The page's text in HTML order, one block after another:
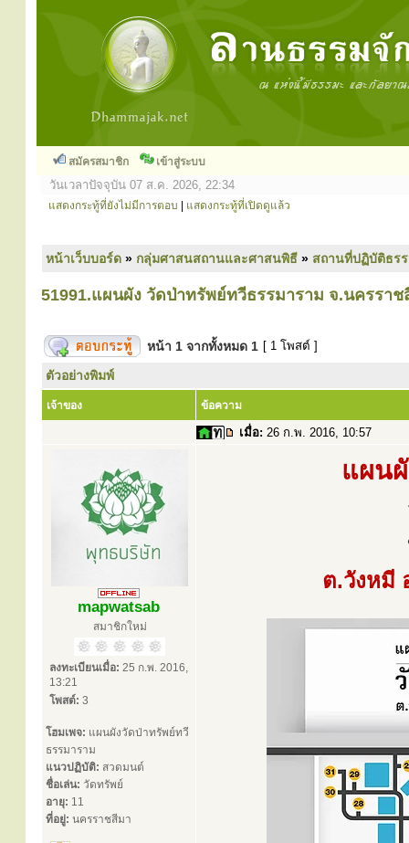
สมัครสมาชิก เข้าสู่ระบบ
วันเวลาปัจจุบัน 07 ส.ค. 2026, 22:34
แสดงกระทู้ที่ยังไม่มีการตอบ แสดงกระทู้ที่เปิดดูแล้ว
หน้าเว็บบอร์ด » กลุ่มศาสนสถานและศาสนพิธี » สถานที่ปฏิบัติธร
51991.แผนผัง วัดป่าทรัพย์ทวีธรรมาราม จ.นครราช
หน้า 1 จากทั้งหมด 1 [ 1 โพสต์ ]
ตัวอย่างพิมพ์
เจ้าของ ข้อความ
เมื่อ: 26 ก.พ. 2016, 10:57
mapwatsab
สมาชิกใหม่
ลงทะเบียนเมื่อ: 25 ก.พ. 2016,
13:21
โพสต์: 3
โฮมเพจ: แผนผังวัดป่าทรัพย์ทวี
ธรรมาราม
แนวปฏิบัติ: สวดมนต์
ชื่อเล่น: วัดทรัพย์
อายุ: 11
ที่อยู่: นครราชสีมา
แผน
ต.วังหมี